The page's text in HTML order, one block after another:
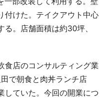
付けた。テイクアウト中心
。店舗面積は約30坪、
店のコンサルティング業
で朝食と肉丼ランチ店
していた。今回の開業につ